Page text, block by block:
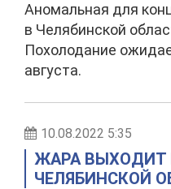
Аномальная для
в Челябинской
Похолодание
августа.
10.08.2022 5:35
ЖАРА ВЫХОДИТ
ЧЕЛЯБИНСКОЙ